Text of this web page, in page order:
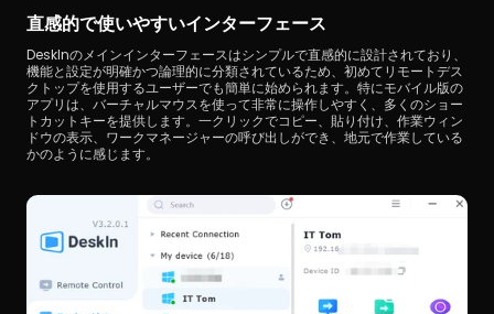
直感的で使いやすいインターフェース
DeskInのメインインターフェースはシンプルで直感的に設計されており、
機能と設定が明確かつ論理的に分類されているため、初めてリモートデス
クトップを使用するユーザーでも簡単に始められます。特にモバイル版の
アプリは、バーチャルマウスを使って非常に操作しやすく、多くのショー
トカットキーを提供します。一クリックでコピー、貼り付け、作業ウィン
ドウの表示、ワークマネージャーの呼び出しができ、地元で作業している
かのように感じます。